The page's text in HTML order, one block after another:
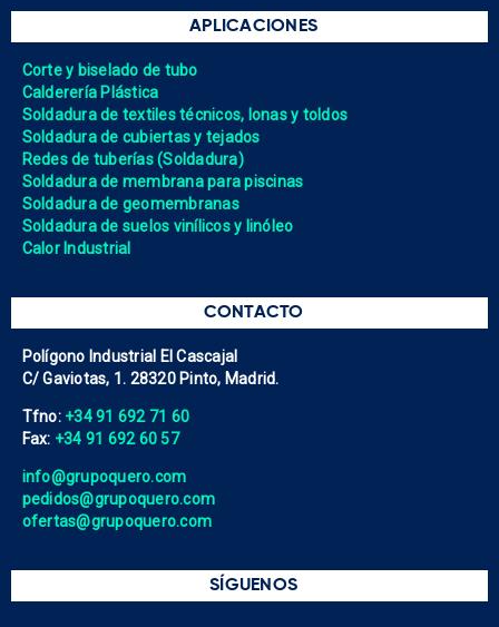
APLICACIONES
Corte y biselado de tubo
Calderería Plástica
Soldadura de textiles técnicos, lonas y toldos
Soldadura de cubiertas y tejados
Redes de tuberías (Soldadura)
Soldadura de membrana para piscinas
Soldadura de geomembranas
Soldadura de suelos vinílicos y linóleo
Calor Industrial
CONTACTO
Polígono Industrial El Cascajal
C/ Gaviotas, 1. 28320 Pinto, Madrid.
Tfno: +34 91 692 71 60
Fax: +34 91 692 60 57
info@grupoquero.com
pedidos@grupoquero.com
ofertas@grupoquero.com
SÍGUENOS